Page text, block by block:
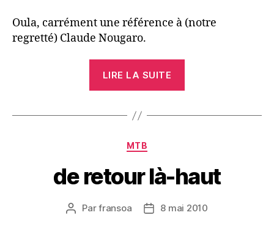
Oula, carrément une référence à (notre
regretté) Claude Nougaro.
LIRE LA SUITE
tuiles »
Catégories
MTB
de retour là-haut
Auteur
Parfransoa
Date8 mai 2010